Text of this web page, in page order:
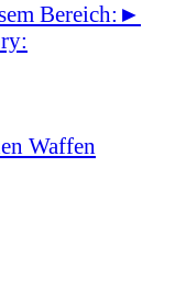
Bereich: ►
Waffen